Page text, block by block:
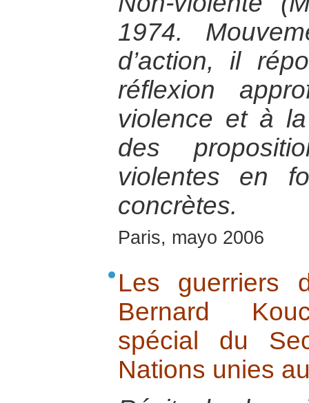
1974.
d’action, il
réflexion
violence et à la
des
violentes en
concrètes.
Paris, mayo 2006
Les guerriers
Bernard
spécial du
Nations unies